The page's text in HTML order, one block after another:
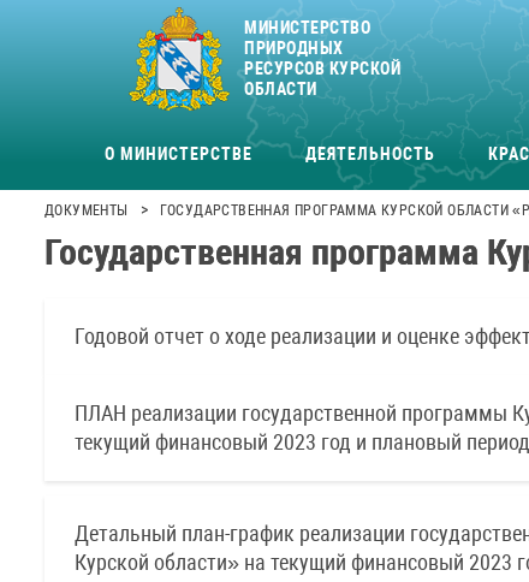
МИНИСТЕРСТВО
ПРИРОДНЫХ
РЕСУРСОВ КУРСКОЙ
ОБЛАСТИ
О МИНИСТЕРСТВЕ ДЕЯТЕЛЬНОСТЬ
ДОКУМЕНТЫ > ГОСУДАРСТВЕННАЯ ПРОГРАММА КУРСКОЙ ОБЛАСТИ
Государственная программа
Годовой отчет о ходе реализации и оценке
ПЛАН реализации государственной программы
текущий финансовый 2023 год и плановый
Детальный план-график реализации
Курской области» на текущий финансовый 2023